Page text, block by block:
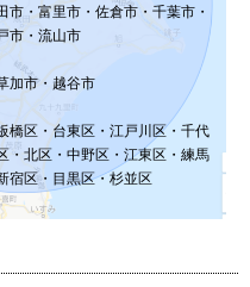
・富里市・佐倉市・千葉市・
市・流山市
加市・越谷市
橋区・台東区・江戸川区・千代
・北区・中野区・江東区・練馬
宿区・目黒区・杉並区​